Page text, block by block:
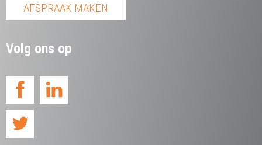
AFSPRAAK MAKEN
Volg ons op